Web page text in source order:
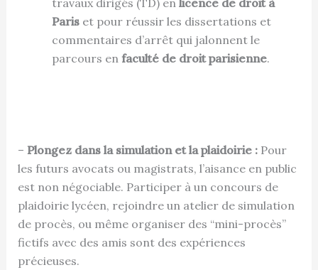
Pariset pour réussir les dissertations et
commentaires d’arrêt qui jalonnent le
parcours en faculté de droit parisienne.
– Plongez dans la simulation et la plaidoirie :Pour
les futurs avocats ou magistrats, l’aisance en public
est non négociable. Participer à un concours de
plaidoirie lycéen, rejoindre un atelier de simulation
de procès, ou même organiser des “mini-procès”
fictifs avec des amis sont des expériences
précieuses.